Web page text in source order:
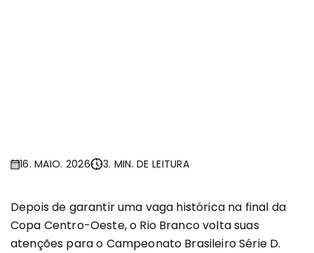
16. MAIO. 2026 3. MIN. DE LEITURA
Depois de garantir uma vaga histórica na final da
Copa Centro-Oeste, o Rio Branco volta suas
atenções para o Campeonato Brasileiro Série D.